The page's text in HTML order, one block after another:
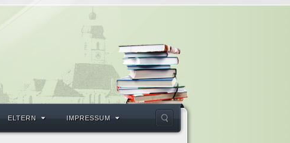
ELTERN IMPRESSUM